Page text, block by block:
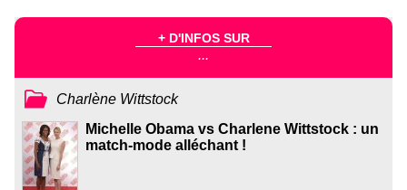
+ D'INFOS SUR
...
Charlène Wittstock
Michelle Obama vs Charlene Wittstock : un
match-mode alléchant !